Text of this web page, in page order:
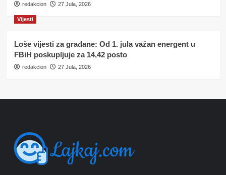
redakcion 27 Jula, 2026
Vijesti
Loše vijesti za građane: Od 1. jula važan energent u
FBiH poskupljuje za 14,42 posto
redakcion 27 Jula, 2026